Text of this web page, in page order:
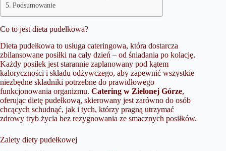
Podsumowanie
Co to jest dieta pudełkowa?
Dieta pudełkowa to usługa cateringowa, która dostarcza
zbilansowane posiłki na cały dzień – od śniadania po kolację.
Każdy posiłek jest starannie zaplanowany pod kątem
kaloryczności i składu odżywczego, aby zapewnić wszystkie
niezbędne składniki potrzebne do prawidłowego
funkcjonowania organizmu. Catering w Zielonej Górze,
oferując dietę pudełkową, skierowany jest zarówno do osób
chcących schudnąć, jak i tych, którzy pragną utrzymać
zdrowy tryb życia bez rezygnowania ze smacznych posiłków.
Zalety diety pudełkowej